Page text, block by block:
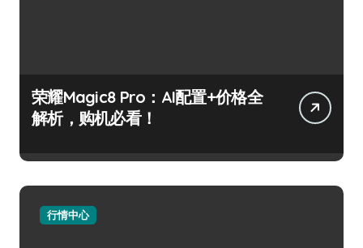
荣耀Magic8 Pro：AI配置+价格全
解析，购机必看！
行情中心